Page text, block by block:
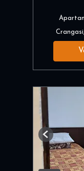
Previous